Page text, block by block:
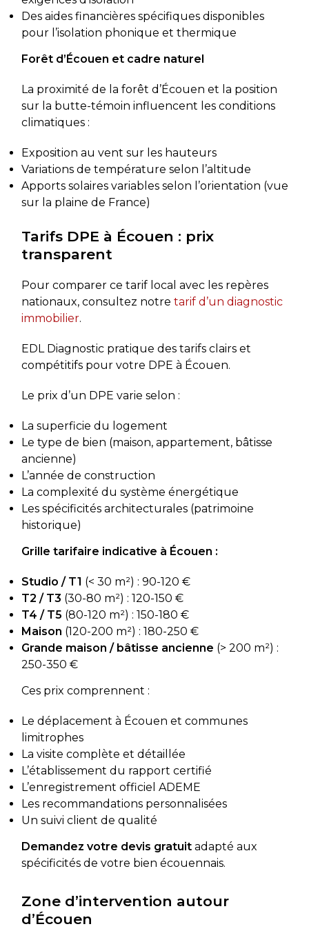
Des aides financières spécifiques disponibles
pour l’isolation phonique et thermique
Forêt d’Écouen et cadre naturel
La proximité de la forêt d’Écouen et la position
sur la butte-témoin influencent les conditions
climatiques :
Exposition au vent sur les hauteurs
Variations de température selon l’altitude
Apports solaires variables selon l’orientation (vue
sur la plaine de France)
Tarifs DPE à Écouen : prix
transparent
Pour comparer ce tarif local avec les repères
nationaux, consultez notre tarif d’un diagnostic
immobilier.
EDL Diagnostic pratique des tarifs clairs et
compétitifs pour votre DPE à Écouen.
Le prix d’un DPE varie selon :
La superficie du logement
Le type de bien (maison, appartement, bâtisse
ancienne)
L’année de construction
La complexité du système énergétique
Les spécificités architecturales (patrimoine
historique)
Grille tarifaire indicative à Écouen :
Studio / T1 (< 30 m²) : 90-120 €
T2 / T3 (30-80 m²) : 120-150 €
T4 / T5 (80-120 m²) : 150-180 €
Maison (120-200 m²) : 180-250 €
Grande maison / bâtisse ancienne (> 200 m²) :
250-350 €
Ces prix comprennent :
Le déplacement à Écouen et communes
limitrophes
La visite complète et détaillée
L’établissement du rapport certifié
L’enregistrement officiel ADEME
Les recommandations personnalisées
Un suivi client de qualité
Demandez votre devis gratuitadapté aux
spécificités de votre bien écouennais.
Zone d’intervention autour
d’Écouen